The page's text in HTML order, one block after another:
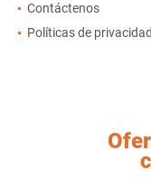
Contáctenos
Políticas de privacidad